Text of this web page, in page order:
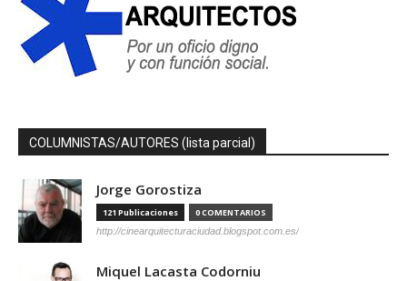
COLUMNISTAS/AUTORES (lista parcial)
Jorge Gorostiza
121 Publicaciones 0 COMENTARIOS
http://cinearquitecturaciudad.blogspot.com.es/
Miquel Lacasta Codorniu